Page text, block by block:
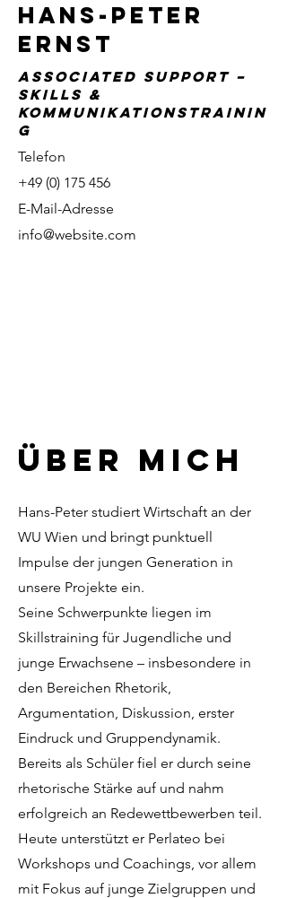
Hans-Peter
Ernst
Associated Support –
Skills &
Kommunikationstrainin
g
Telefon
+49 (0) 175 456
E-Mail-Adresse
info@website.com
Über mich
Hans-Peter studiert Wirtschaft an der
WU Wien und bringt punktuell
Impulse der jungen Generation in
unsere Projekte ein.
Seine Schwerpunkte liegen im
Skillstraining für Jugendliche und
junge Erwachsene – insbesondere in
den Bereichen Rhetorik,
Argumentation, Diskussion, erster
Eindruck und Gruppendynamik.
Bereits als Schüler fiel er durch seine
rhetorische Stärke auf und nahm
erfolgreich an Redewettbewerben teil.
Heute unterstützt er Perlateo bei
Workshops und Coachings, vor allem
mit Fokus auf junge Zielgruppen und